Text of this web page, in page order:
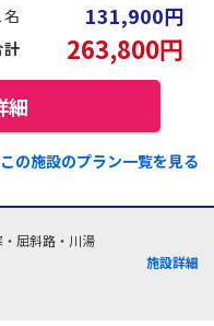
131,900円
計 263,800円
細
この施設のプラン一覧を見る
屈斜路・川湯
施設詳細